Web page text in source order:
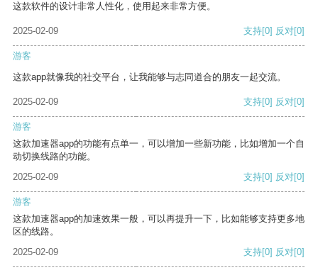
这款软件的设计非常人性化，使用起来非常方便。
2025-02-09 支持[0] 反对[0]
游客
这款app就像我的社交平台，让我能够与志同道合的朋友一起交流。
2025-02-09 支持[0] 反对[0]
游客
这款加速器app的功能有点单一，可以增加一些新功能，比如增加一个自
动切换线路的功能。
2025-02-09
支持[0] 反对[0]
游客
这款加速器app的加速效果一般，可以再提升一下，比如能够支持更多地
区的线路。
2025-02-09
支持[0] 反对[0]